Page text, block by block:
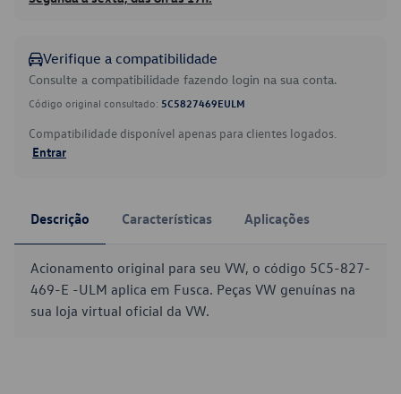
Verifique a compatibilidade
Consulte a compatibilidade fazendo login na sua conta.
Código original consultado: 5C5827469EULM
Compatibilidade disponível apenas para clientes logados.
Entrar
Descrição Características Aplicações
Acionamento original para seu VW, o código 5C5-827-
469-E -ULM aplica em Fusca. Peças VW genuínas na
sua loja virtual oficial da VW.